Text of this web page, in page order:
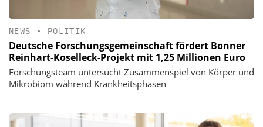
NEWS • POLITIK
Deutsche Forschungsgemeinschaft fördert Bonner
Reinhart-Koselleck-Projekt mit 1,25 Millionen Euro
Forschungsteam untersucht Zusammenspiel von Körper und
Mikrobiom während Krankheitsphasen